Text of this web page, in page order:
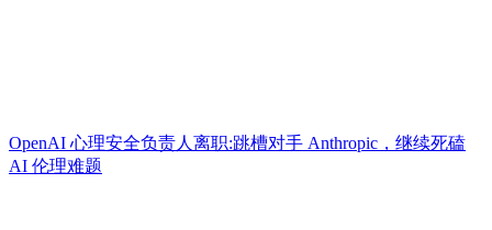
​OpenAI 心理安全负责人离职:跳槽对手 Anthropic，继续死磕
AI 伦理难题